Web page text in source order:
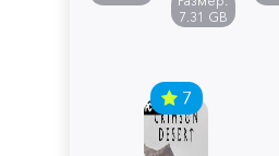
Edition
7.31 GB
7